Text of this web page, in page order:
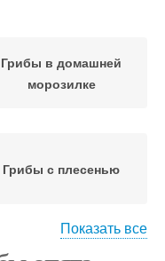
Грибы в домашней
морозилке
Грибы с плесенью
Показать все